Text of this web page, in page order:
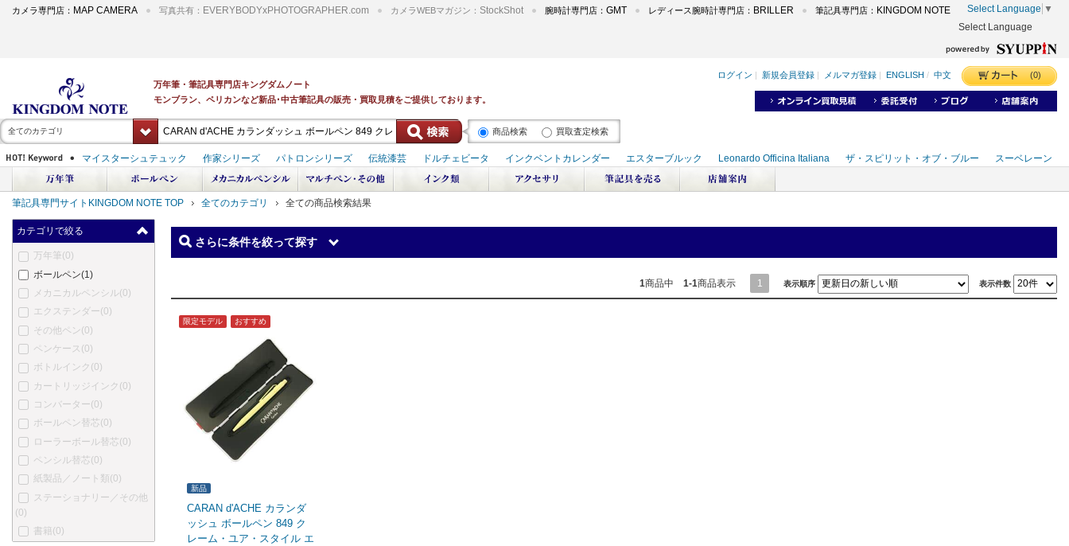
カメラ専門店： MAP CAMERA 写真共有： EVERYBODYxPHOTOGRAPHER.com カメラWEBマガジン： StockShot 腕時計専門店： GMT レディース腕時計専門店： BRILLER 筆記具専門店： KINGDOM NOTE Select Language ▼
Select Language
全てのカテゴリ 商品検索 買取査定検索
筆記具専門サイトKINGDOM NOTE TOP 全てのカテゴリ 全ての商品検索結果
さらに条件を絞って探す
1商品中 1-1商品表示 1 表示順序 表示件数
新品
限定モデル おすすめ
CARAN d'ACHE カランダ
ッシュ ボールペン 849 ク
レーム・ユア・スタイル エ
カテゴリで絞る
万年筆 (0)
ボールペン(1)
メカニカルペンシル(0)
エクステンダー(0)
その他ペン (0)
ペンケース (0)
ボトルインク (0)
カートリッジインク (0)
コンバーター(0)
ボールペン替芯(0)
ローラーボール替芯(0)
ペンシル替芯(0)
紙製品／ノート類(0)
ステーショナリー／その他
(0)
書籍(0)